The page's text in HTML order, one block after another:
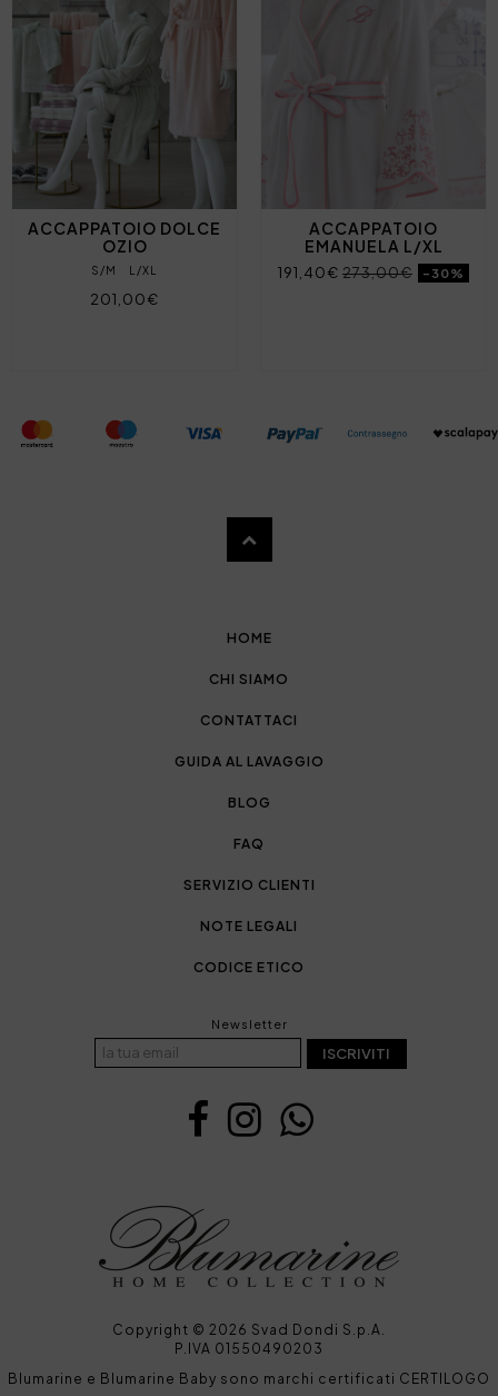
ACCAPPATOIO DOLCE
OZIO
S/M L/XL
201,00€
ACCAPPATOIO
EMANUELA L/XL
191,40€ 273,00€ -30%
HOME
CHI SIAMO
CONTATTACI
GUIDA AL LAVAGGIO
BLOG
FAQ
SERVIZIO CLIENTI
NOTE LEGALI
CODICE ETICO
Newsletter
ISCRIVITI
Copyright © 2026 Svad Dondi S.p.A.
P.IVA 01550490203
Blumarine e Blumarine Baby sono marchi certificati CERTILOGO